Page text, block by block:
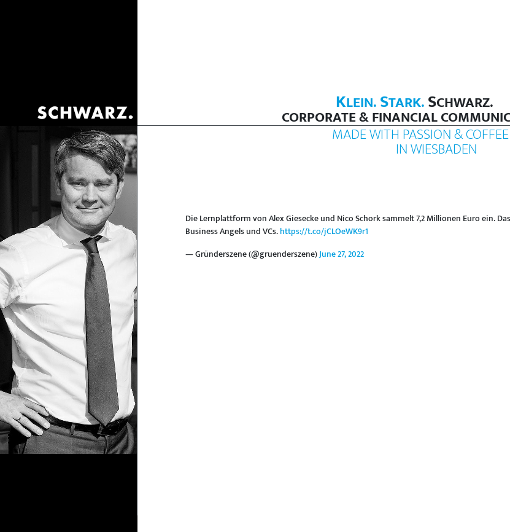
KLEIN.STARK.SCHWARZ.
CORPORATE & FINANCIAL
MADE WITH PASSION & COFFEE
IN WIESBADEN
Die Lernplattform von Alex Giesecke und Nico Schork sammelt 7,2 Millionen Euro ein.
Business Angels und VCs.https://t.co/jCLOeWK9r1
— Gründerszene (@gruenderszene)June 27, 2022